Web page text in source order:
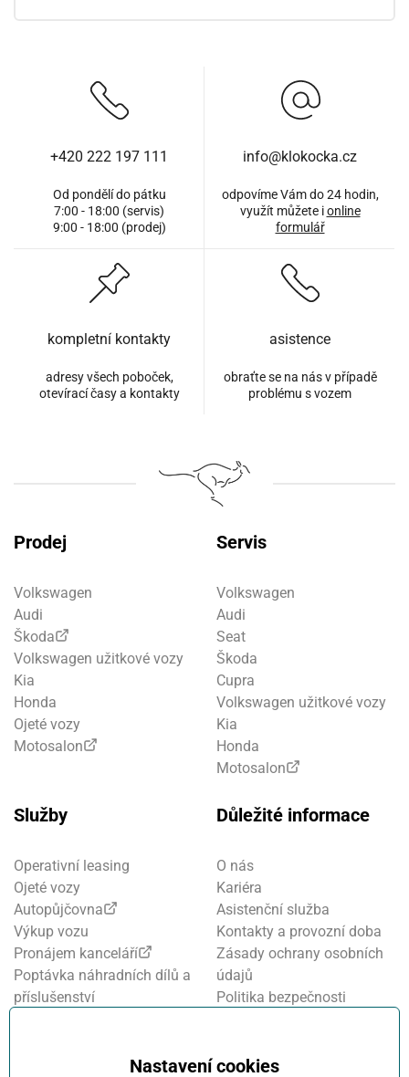
Nastavení cookies
+420 222 197 111
Od pondělí do pátku
7:00 - 18:00 (servis)
9:00 - 18:00 (prodej)
info@klokocka.cz
odpovíme Vám do 24 hodin,
využít můžete ionline
formulář
kompletní kontakty
adresy všech poboček,
otevírací časy a kontakty
asistence
obraťte se na nás v případě
problému s vozem
Prodej
Volkswagen
Audi
Škoda
Volkswagen užitkové vozy
Kia
Honda
Ojeté vozy
Motosalon
Servis
Volkswagen
Audi
Seat
Škoda
Cupra
Volkswagen užitkové vozy
Kia
Honda
Motosalon
Služby
Operativní leasing
Ojeté vozy
Autopůjčovna
Výkup vozu
Pronájem kanceláří
Poptávka náhradních dílů a
příslušenství
Důležité informace
O nás
Kariéra
Asistenční služba
Kontakty a provozní doba
Zásady ochrany osobních
údajů
Politika bezpečnosti
Oznamovací systém